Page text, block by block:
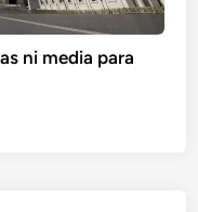
ni media para